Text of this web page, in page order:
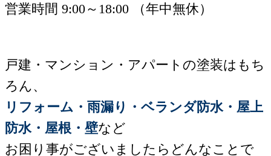
営業時間 9:00～18:00 （年中無休）
戸建・マンション・アパートの塗装はもち
ろん、
リフォーム・雨漏り・ベランダ防水・屋上
防水・屋根・壁など
お困り事がございましたらどんなことで